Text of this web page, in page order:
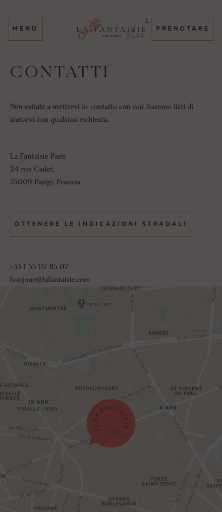
MENU PRENOTARE
CONTATTI
Non esitate a mettervi in contatto con noi. Saremo lieti di
aiutarvi con qualsiasi richiesta.
La Fantaisie Paris
24 rue Cadet,
75009 Parigi, Francia
OTTENERE LE INDICAZIONI STRADALI
+33 1 55 07 85 07
bonjour@lafantaisie.com